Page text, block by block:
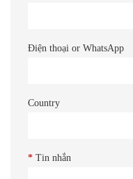
Điện thoại or WhatsApp
Country
* Tin nhắn